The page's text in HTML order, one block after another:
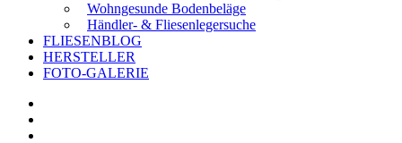
Wohngesunde Bodenbeläge
Händler- & Fliesenlegersuche
FLIESENBLOG
HERSTELLER
FOTO-GALERIE